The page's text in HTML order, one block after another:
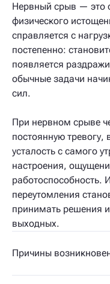
Нервный срыв — это
физического
справляется с
постепенно:
появляется
обычные задачи
сил.
При нервном срыве
постоянную тревогу,
усталость с самого
настроения,
работоспособность.
переутомления
принимать решения
выходных.
Причины